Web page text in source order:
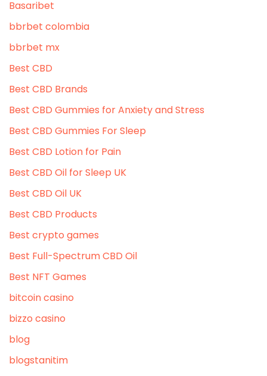
Basaribet
bbrbet colombia
bbrbet mx
Best CBD
Best CBD Brands
Best CBD Gummies for Anxiety and Stress
Best CBD Gummies For Sleep
Best CBD Lotion for Pain
Best CBD Oil for Sleep UK
Best CBD Oil UK
Best CBD Products
Best crypto games
Best Full-Spectrum CBD Oil
Best NFT Games
bitcoin casino
bizzo casino
blog
blogstanitim